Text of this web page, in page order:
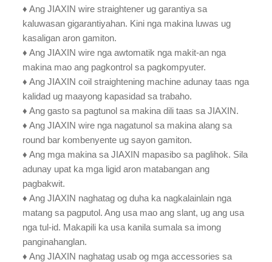
♦ Ang JIAXIN wire straightener ug garantiya sa
kaluwasan gigarantiyahan. Kini nga makina luwas ug
kasaligan aron gamiton.
♦ Ang JIAXIN wire nga awtomatik nga makit-an nga
makina mao ang pagkontrol sa pagkompyuter.
♦ Ang JIAXIN coil straightening machine adunay taas nga
kalidad ug maayong kapasidad sa trabaho.
♦ Ang gasto sa pagtunol sa makina dili taas sa JIAXIN.
♦ Ang JIAXIN wire nga nagatunol sa makina alang sa
round bar kombenyente ug sayon gamiton.
♦ Ang mga makina sa JIAXIN mapasibo sa paglihok. Sila
adunay upat ka mga ligid aron matabangan ang
pagbakwit.
♦ Ang JIAXIN naghatag og duha ka nagkalainlain nga
matang sa pagputol. Ang usa mao ang slant, ug ang usa
nga tul-id. Makapili ka usa kanila sumala sa imong
panginahanglan.
♦ Ang JIAXIN naghatag usab og mga accessories sa